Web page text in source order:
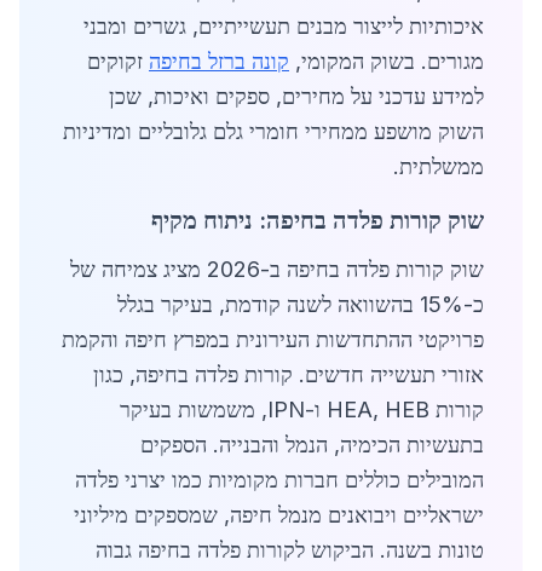
איכותיות לייצור מבנים תעשייתיים, גשרים ומבני
מגורים. בשוק המקומי, קונה ברזל בחיפה זקוקים
למידע עדכני על מחירים, ספקים ואיכות, שכן
השוק מושפע ממחירי חומרי גלם גלובליים ומדיניות
ממשלתית.
שוק קורות פלדה בחיפה: ניתוח מקיף
שוק קורות פלדה בחיפה ב-2026 מציג צמיחה של
כ-15% בהשוואה לשנה קודמת, בעיקר בגלל
פרויקטי ההתחדשות העירונית במפרץ חיפה והקמת
אזורי תעשייה חדשים. קורות פלדה בחיפה, כגון
קורות HEA, HEB ו-IPN, משמשות בעיקר
בתעשיות הכימיה, הנמל והבנייה. הספקים
המובילים כוללים חברות מקומיות כמו יצרני פלדה
ישראליים ויבואנים מנמל חיפה, שמספקים מיליוני
טונות בשנה. הביקוש לקורות פלדה בחיפה גבוה